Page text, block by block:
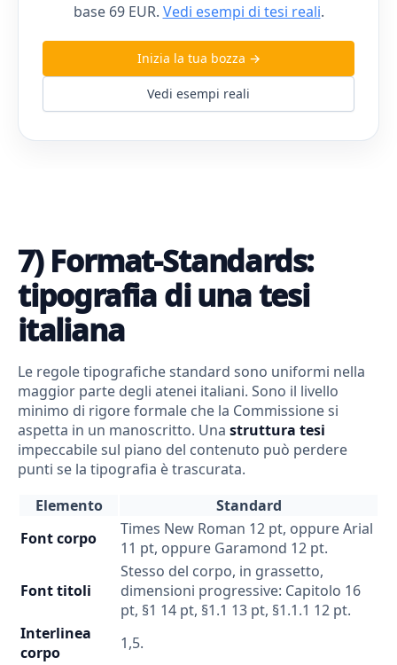
base 69 EUR. Vedi esempi di tesi reali.
Inizia la tua bozza →
Vedi esempi reali
7) Format-Standards:
tipografia di una tesi
italiana
Le regole tipografiche standard sono uniformi nella
maggior parte degli atenei italiani. Sono il livello
minimo di rigore formale che la Commissione si
aspetta in un manoscritto. Una struttura tesi
impeccabile sul piano del contenuto può perdere
punti se la tipografia è trascurata.
Elemento
Standard
Font corpo
Times New Roman 12 pt, oppure Arial
11 pt, oppure Garamond 12 pt.
Font titoli
Stesso del corpo, in grassetto,
dimensioni progressive: Capitolo 16
pt, §1 14 pt, §1.1 13 pt, §1.1.1 12 pt.
Interlinea
corpo
1,5.